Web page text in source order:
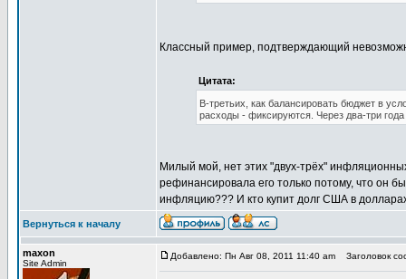
Классный пример, подтверждающий
Цитата:
В-третьих, как балансировать бюджет в
расходы - фиксируются. Через два-три
Милый мой, нет этих "двух-трёх"
рефинансировала его только потому, что он
инфляцию??? И кто купит долг США в
Вернуться к началу
maxon
Site Admin
Добавлено: Пн Авг 08, 2011 11:40 am Заголовок